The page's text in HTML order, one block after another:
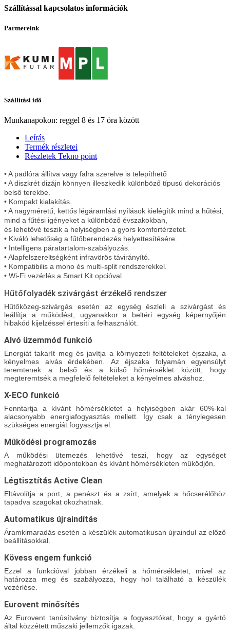
Szállítással kapcsolatos információk
Partnereink
Szállítási idő
Munkanapokon: reggel 8 és 17 óra között
Leírás
Termék részletei
Részletek Tekno point
• A padlóra állítva vagy falra szerelve is telepíthető
• A diszkrét dizájn könnyen illeszkedik különböző típusú dekorációs
belső terekbe.
• Kompakt kialakítás.
• A nagyméretű, kettős légáramlási nyílások kielégítik mind a hűtési,
mind a fűtési igényeket a különböző évszakokban,
és lehetővé teszik a helyiségben a gyors komfortérzetet.
• Kiváló lehetőség a fűtőberendezés helyettesítésére.
• Intelligens páratartalom-szabályozás.
• Alapfelszereltségként infravörös távirányító.
• Kompatibilis a mono és multi-split rendszerekkel.
• Wi-Fi vezérlés a Smart Kit opcióval.
Hűtőfolyadék szivárgást érzékelő rendszer
Hűtőközeg-szivárgás esetén az egység észleli a szivárgást és
leállítja a működést, ugyanakkor a beltéri egység képernyőjén
hibakód kijelzéssel értesíti a felhasználót.
Alvó üzemmód funkció
Energiát takarít meg és javítja a környezeti feltételeket éjszaka, a
kényelmes alvás érdekében. Az éjszaka folyamán egyensúlyt
teremtenek a belső és a külső hőmérséklet között, hogy
megteremtsék a megfelelő feltételeket a kényelmes alváshoz.
X-ECO funkció
Fenntartja a kívánt hőmérsékletet a helyiségben akár 60%-kal
alacsonyabb energiafogyasztás mellett. Így csak a ténylegesen
szükséges energiát fogyasztja el.
Működési programozás
A működési ütemezés lehetővé teszi, hogy az egységet
meghatározott időpontokban és kívánt hőmérsékleten működjön.
Légtisztítás Active Clean
Eltávolítja a port, a penészt és a zsírt, amelyek a hőcserélőhöz
tapadva szagokat okozhatnak.
Automatikus újraindítás
Áramkimaradás esetén a készülék automatikusan újraindul az előző
beállításokkal.
Kövess engem funkció
Ezzel a funkcióval jobban érzékeli a hőmérsékletet, mivel az
határozza meg és szabályozza, hogy hol található a készülék
vezérlése.
Eurovent minősítés
Az Eurovent tanúsítvány biztosítja a fogyasztókat, hogy a gyártó
által közzétett műszaki jellemzők igazak.